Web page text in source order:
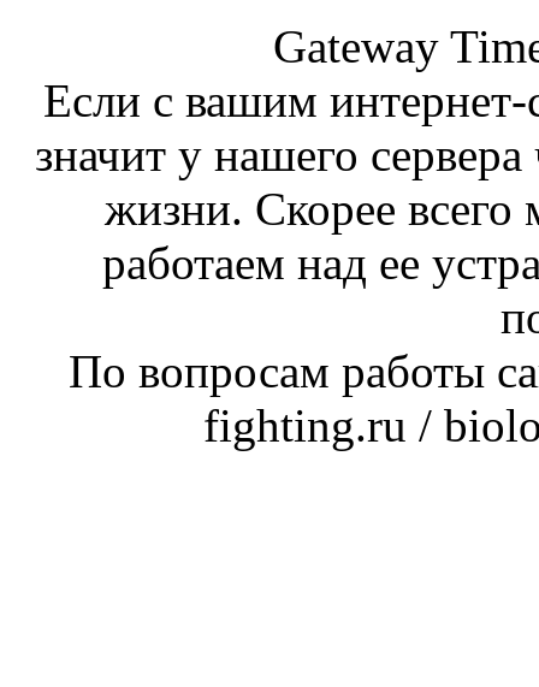
Gateway
Если с вашим интернет-
значит у нашего
жизни. Скорее
работаем над ее
По вопросам работы
fighting.ru /